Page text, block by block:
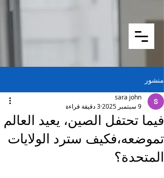
منشور
فيما تحتفل الصين، يعيد العالم
تموضعه،فكيف سترد الولايات
المتحدة؟
sara john
9 سبتمبر 2025
3 دقيقة قراءة